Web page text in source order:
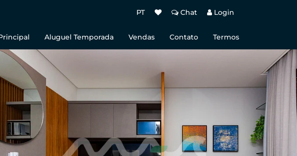
PT Chat Login
Aluguel Temporada Vendas Contato Termos